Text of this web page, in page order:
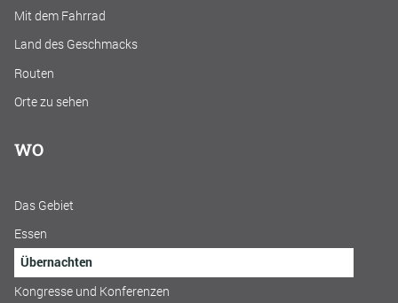
Mit dem Fahrrad
Land des Geschmacks
Routen
Orte zu sehen
WO
Das Gebiet
Essen
Übernachten
Kongresse und Konferenzen